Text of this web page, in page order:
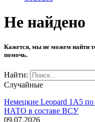
Не найдено
Кажется, мы не можем найти
помочь.
Найти:
Случайные
Немецкие Leopard 1A5 по
НАТО в составе ВСУ
09.07.2026